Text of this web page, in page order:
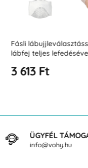
Fásli protektorral
3 613 Ft
ÜGYFÉL TÁMOGATÁS
info@vohy.hu